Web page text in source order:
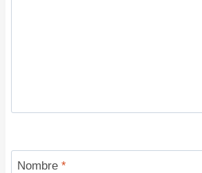
Nombre *